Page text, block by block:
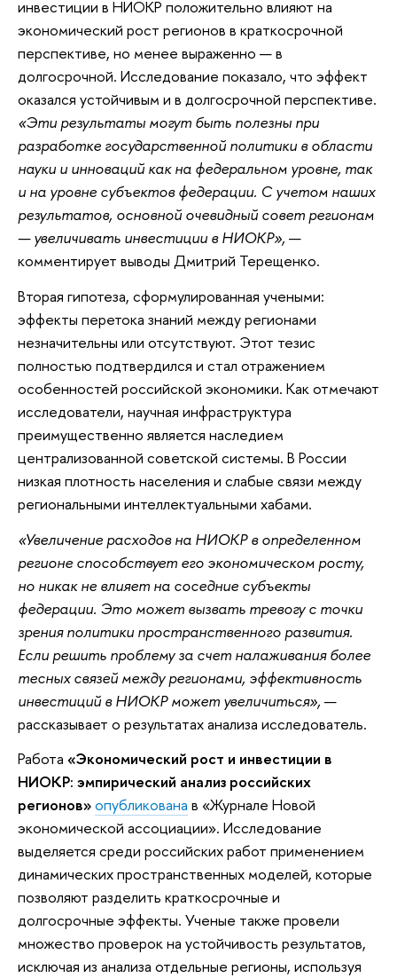
инвестиции в НИОКР положительно влияют на
экономический рост регионов в краткосрочной
перспективе, но менее выраженно — в
долгосрочной. Исследование показало, что эффект
оказался устойчивым и в долгосрочной перспективе.
«Эти результаты могут быть полезны при
разработке государственной политики в области
науки и инноваций как на федеральном уровне, так
и на уровне субъектов федерации. С учетом наших
результатов, основной очевидный совет регионам
— увеличивать инвестиции в НИОКР»,—
комментирует выводы Дмитрий Терещенко.
Вторая гипотеза, сформулированная учеными:
эффекты перетока знаний между регионами
незначительны или отсутствуют. Этот тезис
полностью подтвердился и стал отражением
особенностей российской экономики. Как отмечают
исследователи, научная инфраструктура
преимущественно является наследием
централизованной советской системы. В России
низкая плотность населения и слабые связи между
региональными интеллектуальными хабами.
«Увеличение расходов на НИОКР в определенном
регионе способствует его экономическом росту,
но никак не влияет на соседние субъекты
федерации. Это может вызвать тревогу с точки
зрения политики пространственного развития.
Если решить проблему за счет налаживания более
тесных связей между регионами, эффективность
инвестиций в НИОКР может увеличиться»,—
рассказывает о результатах анализа исследователь.
Работа «Экономический рост и инвестиции в
НИОКР: эмпирический анализ российских
регионов»опубликована в «Журнале Новой
экономической ассоциации». Исследование
выделяется среди российских работ применением
динамических пространственных моделей, которые
позволяют разделить краткосрочные и
долгосрочные эффекты. Ученые также провели
множество проверок на устойчивость результатов,
исключая из анализа отдельные регионы, используя